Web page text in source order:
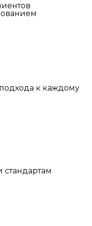
к каждому
стандартам